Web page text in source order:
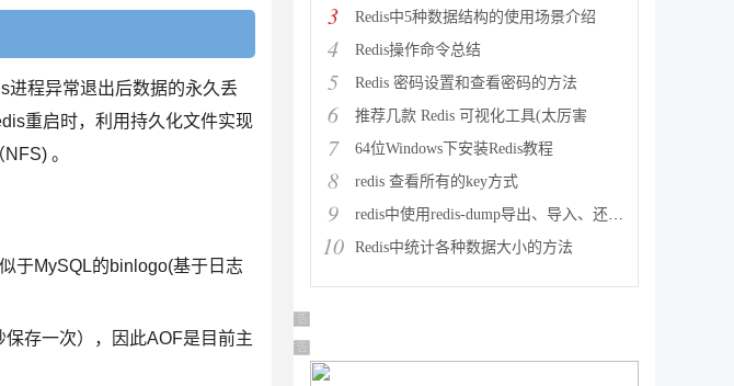
进程异常退出后数据的永久丢
重启时，利用持久化文件实现
。
于MySQL的binlogo(基于日志
存一次），因此AOF是目前主
3 Redis中5种数据结构的使用场景介绍
4 Redis操作命令总结
5 Redis 密码设置和查看密码的方法
6 推荐几款 Redis 可视化工具(太厉害
7 64位Windows下安装Redis教程
8 redis 查看所有的key方式
9 redis中使用redis-dump导出、导入、还原数据实例
10 Redis中统计各种数据大小的方法
广告 商业广告，理性选择
广告 商业广告，理性选择